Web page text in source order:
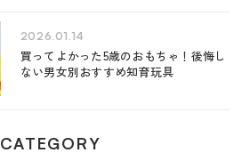
2026.01.14
買ってよかった5歳のおもちゃ！後悔し
ない男女別おすすめ知育玩具
CATEGORY